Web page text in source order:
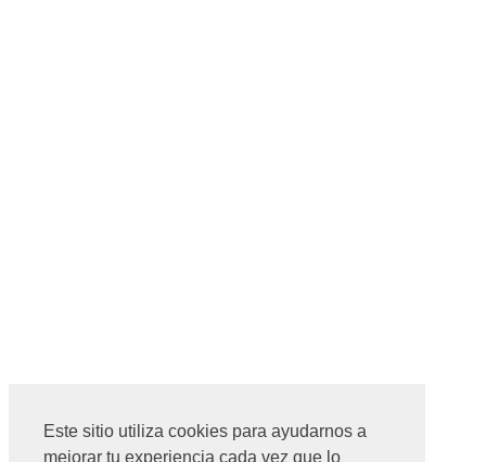
Este sitio utiliza cookies para ayudarnos a
mejorar tu experiencia cada vez que lo